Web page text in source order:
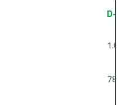
D-
1.000
780